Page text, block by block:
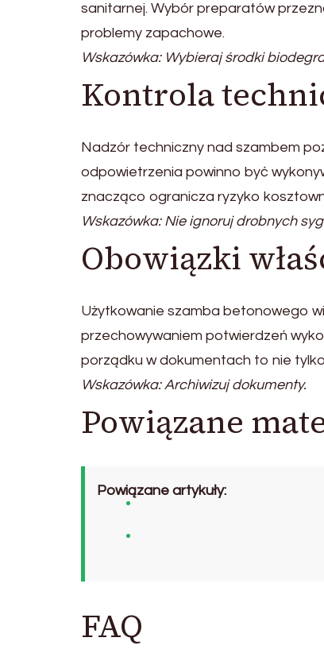
sanitarnej. Wybór preparatów
problemy zapachowe.
Wskazówka: Wybieraj środki
Kontrola
Nadzór techniczny nad szambem
odpowietrzenia powinno być
znacząco ogranicza ryzyko
Wskazówka: Nie ignoruj drobnych
Obowiązki
Użytkowanie szamba betonowego
przechowywaniem potwierdzeń
porządku w dokumentach to nie
Wskazówka: Archiwizuj dokumenty.
Powiązane
Powiązane artykuły:
FAQ